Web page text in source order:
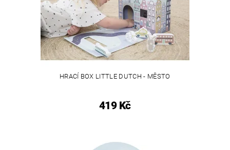
HRACÍ BOX LITTLE DUTCH - MĚSTO
419 Kč